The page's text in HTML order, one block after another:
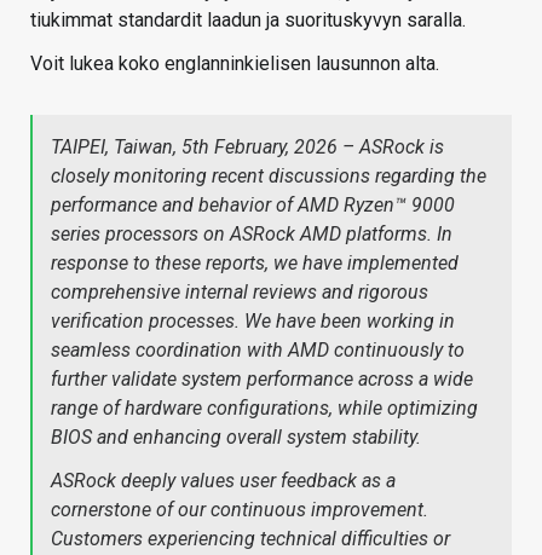
tiukimmat standardit laadun ja suorituskyvyn saralla.
Voit lukea koko englanninkielisen lausunnon alta.
TAIPEI, Taiwan, 5th February, 2026 – ASRock is
closely monitoring recent discussions regarding the
performance and behavior of AMD Ryzen™ 9000
series processors on ASRock AMD platforms. In
response to these reports, we have implemented
comprehensive internal reviews and rigorous
verification processes. We have been working in
seamless coordination with AMD continuously to
further validate system performance across a wide
range of hardware configurations, while optimizing
BIOS and enhancing overall system stability.
ASRock deeply values user feedback as a
cornerstone of our continuous improvement.
Customers experiencing technical difficulties or